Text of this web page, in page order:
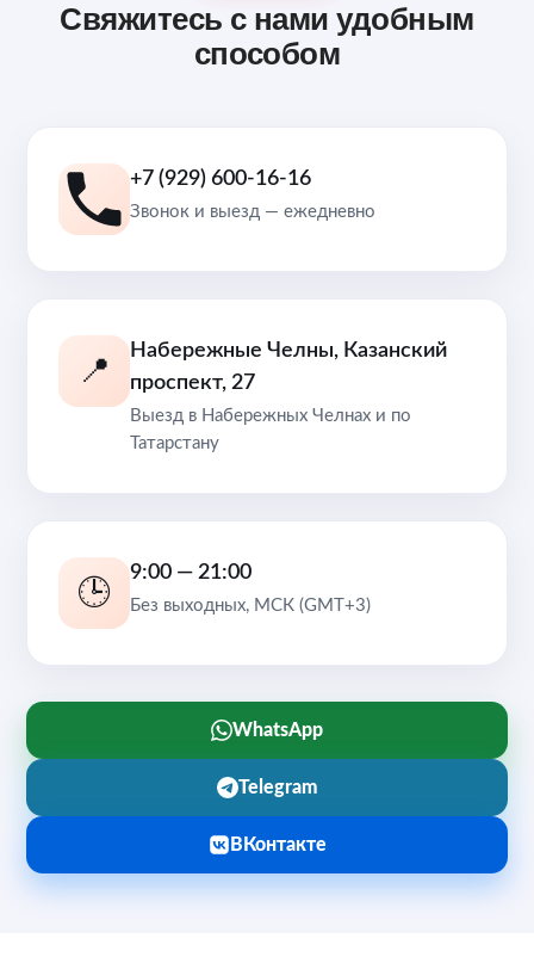
Свяжитесь с нами удобным
способом
+7 (929) 600-16-16
Звонок и выезд — ежедневно
📍
Набережные Челны, Казанский
проспект, 27
Выезд в Набережных Челнах и по
Татарстану
🕒
9:00 — 21:00
Без выходных, МСК (GMT+3)
WhatsApp
Telegram
ВКонтакте